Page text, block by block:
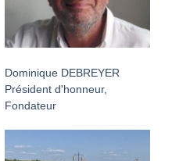
Dominique DEBREYER
Président d'honneur,
Fondateur